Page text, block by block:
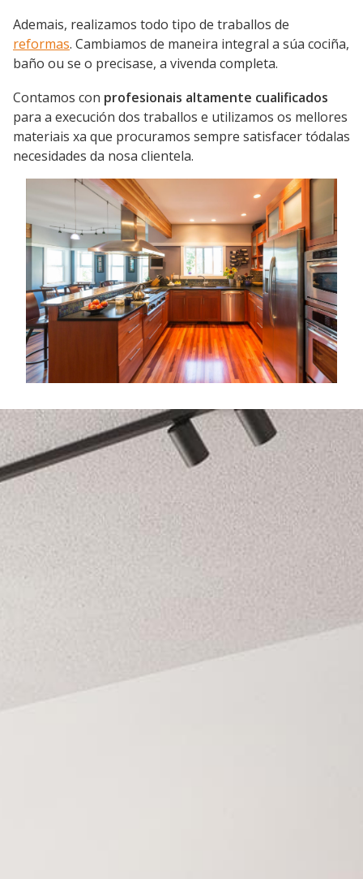
Tódolos produtos a medida
que precisa
SABER MÁIS
Ademais, realizamos todo tipo de traballos de
reformas. Cambiamos de maneira integral a súa cociña,
baño ou se o precisase, a vivenda completa.
Contamos con profesionais altamente cualificados
para a execución dos traballos e utilizamos os mellores
materiais xa que procuramos sempre satisfacer tódalas
necesidades da nosa clientela.